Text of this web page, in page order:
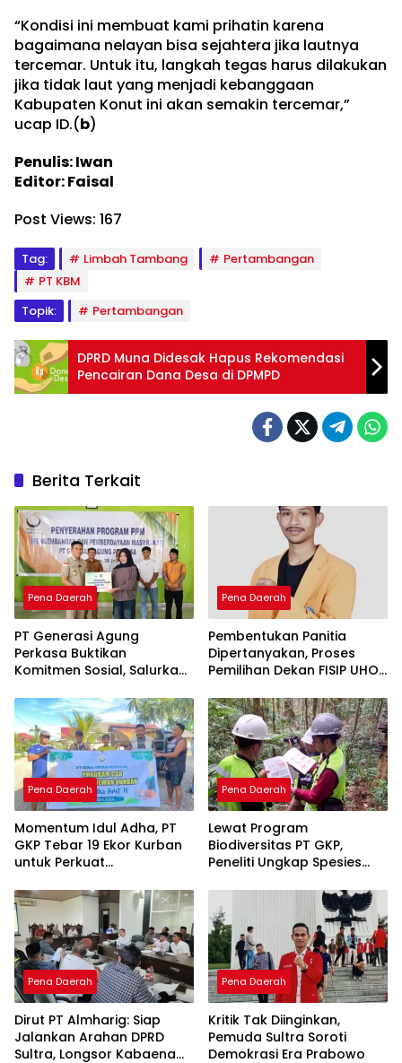
“Kondisi ini membuat kami prihatin karena
bagaimana nelayan bisa sejahtera jika lautnya
tercemar. Untuk itu, langkah tegas harus dilakukan
jika tidak laut yang menjadi kebanggaan
Kabupaten Konut ini akan semakin tercemar,”
ucap ID.(b)
Penulis: Iwan
Editor: Faisal
Post Views: 167
Tag: Limbah Tambang
Pertambangan
PT KBM
Topik:
Pertambangan
DPRD Muna Didesak Hapus Rekomendasi
Pencairan Dana Desa di DPMPD
Berita Terkait
Pena Daerah
PT Generasi Agung
Perkasa Buktikan
Komitmen Sosial, Salurkan
Masyarakat Lingkar
Tambang
Pena Daerah
Pembentukan Panitia
Dipertanyakan, Proses
Pemilihan Dekan FISIP UHO
Pena Daerah
Momentum Idul Adha, PT
GKP Tebar 19 Ekor Kurban
untuk Perkuat
Pena Daerah
Lewat Program
Biodiversitas PT GKP,
Peneliti Ungkap Spesies
Pena Daerah
Dirut PT Almharig: Siap
Jalankan Arahan DPRD
Sultra, Longsor Kabaena
Pena Daerah
Kritik Tak Diinginkan,
Pemuda Sultra Soroti
Demokrasi Era Prabowo